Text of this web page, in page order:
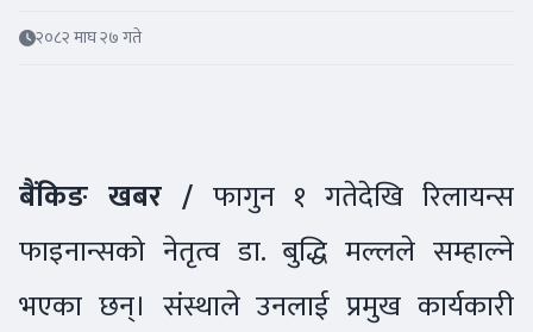
२०८२ माघ २७ गते
बैंकिङ खबर / फागुन १ गतेदेखि रिलायन्स
फाइनान्सको नेतृत्व डा. बुद्धि मल्लले सम्हाल्ने
भएका छन्। संस्थाले उनलाई प्रमुख कार्यकारी